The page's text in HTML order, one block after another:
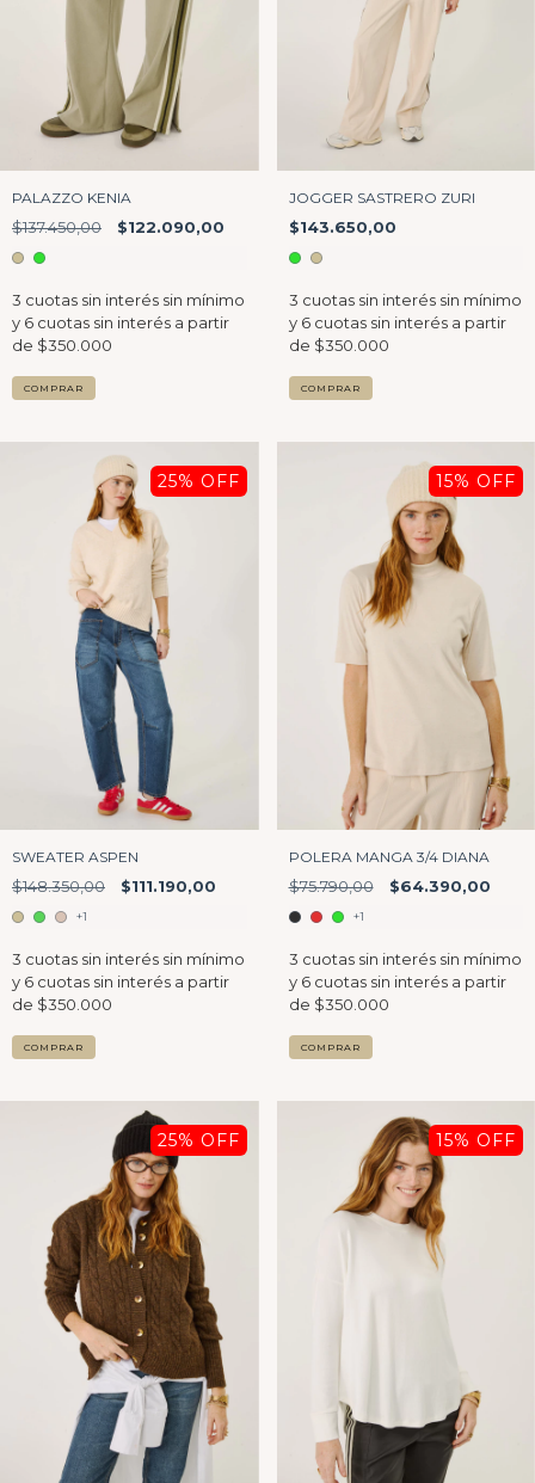
PALAZZO KENIA
$137.450,00 $122.090,00
COMPRAR
JOGGER SASTRERO ZURI
$143.650,00
COMPRAR
25% OFF
SWEATER ASPEN
$148.350,00 $111.190,00
+1
COMPRAR
15% OFF
POLERA MANGA 3/4 DIANA
$75.790,00 $64.390,00
+1
COMPRAR
25% OFF 15% OFF